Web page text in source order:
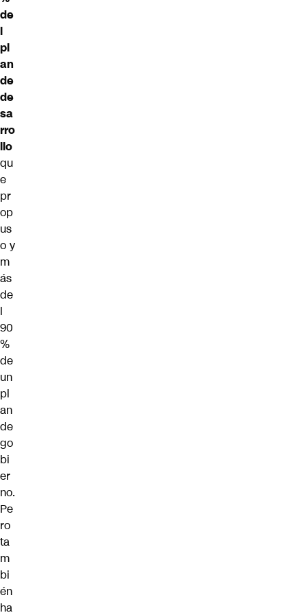
de
l
pl
an
de
de
sa
rro
llo
qu
e
pr
op
us
o y
m
ás
de
l
90
%
de
un
pl
an
de
go
bi
er
no.
Pe
ro
ta
m
bi
én
ha